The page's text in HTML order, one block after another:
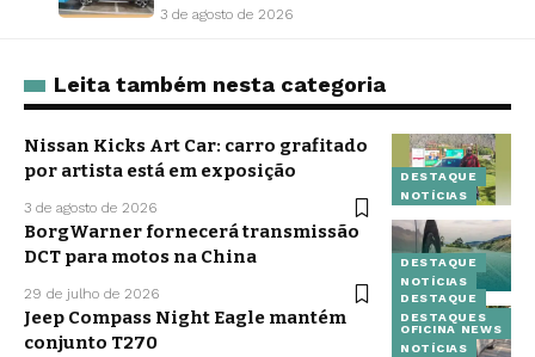
3 de agosto de 2026
Leita também nesta categoria
DESTAQUE
NOTÍCIAS
Nissan Kicks Art Car: carro grafitado
por artista está em exposição
3 de agosto de 2026
DESTAQUE
NOTÍCIAS
BorgWarner fornecerá transmissão
DCT para motos na China
29 de julho de 2026
DESTAQUE
DESTAQUES
OFICINA NEWS
NOTÍCIAS
Jeep Compass Night Eagle mantém
conjunto T270